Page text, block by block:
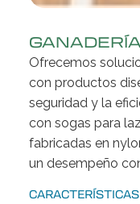
Ofrecemos
con productos
seguridad y la
con sogas para
fabricadas en
un desempeño
CARACTERÍSTICAS